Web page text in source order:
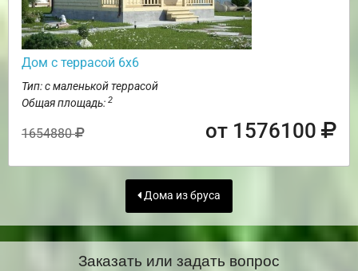
Дом с террасой 6х6
Тип: с маленькой террасой
Общая площадь: 2
1654880 от 1576100
Дома из бруса
Заказать или задать вопрос